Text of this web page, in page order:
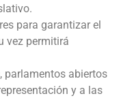
para garantizar el
vez permitirá
parlamentos abiertos
y a las